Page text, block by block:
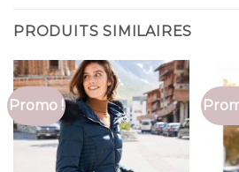
PRODUITS SIMILAIRES
Promo !